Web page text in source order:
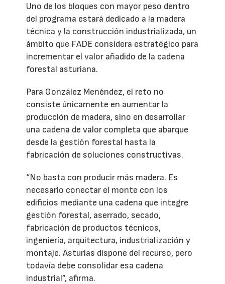
Uno de los bloques con mayor peso dentro
del programa estará dedicado a la madera
técnica y la construcción industrializada, un
ámbito que FADE considera estratégico para
incrementar el valor añadido de la cadena
forestal asturiana.
Para González Menéndez, el reto no
consiste únicamente en aumentar la
producción de madera, sino en desarrollar
una cadena de valor completa que abarque
desde la gestión forestal hasta la
fabricación de soluciones constructivas.
“No basta con producir más madera. Es
necesario conectar el monte con los
edificios mediante una cadena que integre
gestión forestal, aserrado, secado,
fabricación de productos técnicos,
ingeniería, arquitectura, industrialización y
montaje. Asturias dispone del recurso, pero
todavía debe consolidar esa cadena
industrial”, afirma.